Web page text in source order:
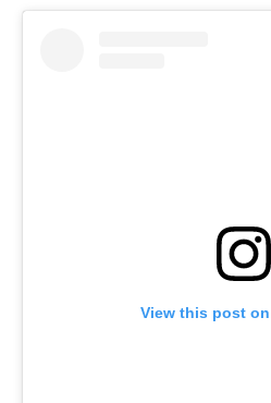
View this post